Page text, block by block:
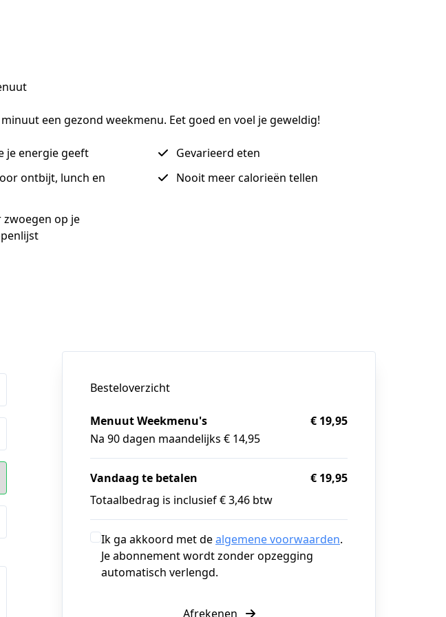
een gezond weekmenu. Eet goed en voel je geweldig!
je energie geeft
Gevarieerd eten
ontbijt, lunch en
Nooit meer calorieën tellen
op je
Besteloverzicht
Menuut Weekmenu's
Na 90 dagen maandelijks € 14,95
€ 19,95
Vandaag te betalen
€ 19,95
Totaalbedrag is inclusief € 3,46 btw
Ik ga akkoord met dealgemene voorwaarden.
Je abonnement wordt zonder opzegging
automatisch verlengd.
Afrekenen